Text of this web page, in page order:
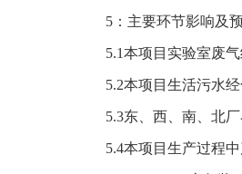
5：主要环节影响及
5.1本项目实验室废
5.2本项目生活污水
5.3东、西、南、北
5.4本项目生产过程